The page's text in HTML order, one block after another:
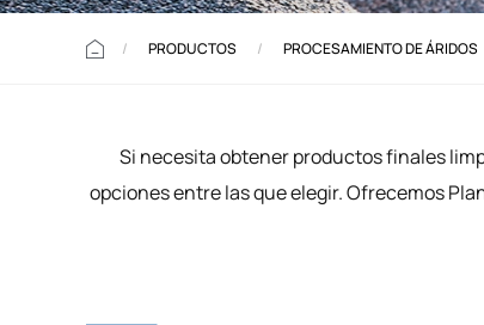
/ PRODUCTOS / PROCESAMIENTO DE ÁRIDOS
Si necesita obtener productos finales
opciones entre las que elegir. Ofrecemos